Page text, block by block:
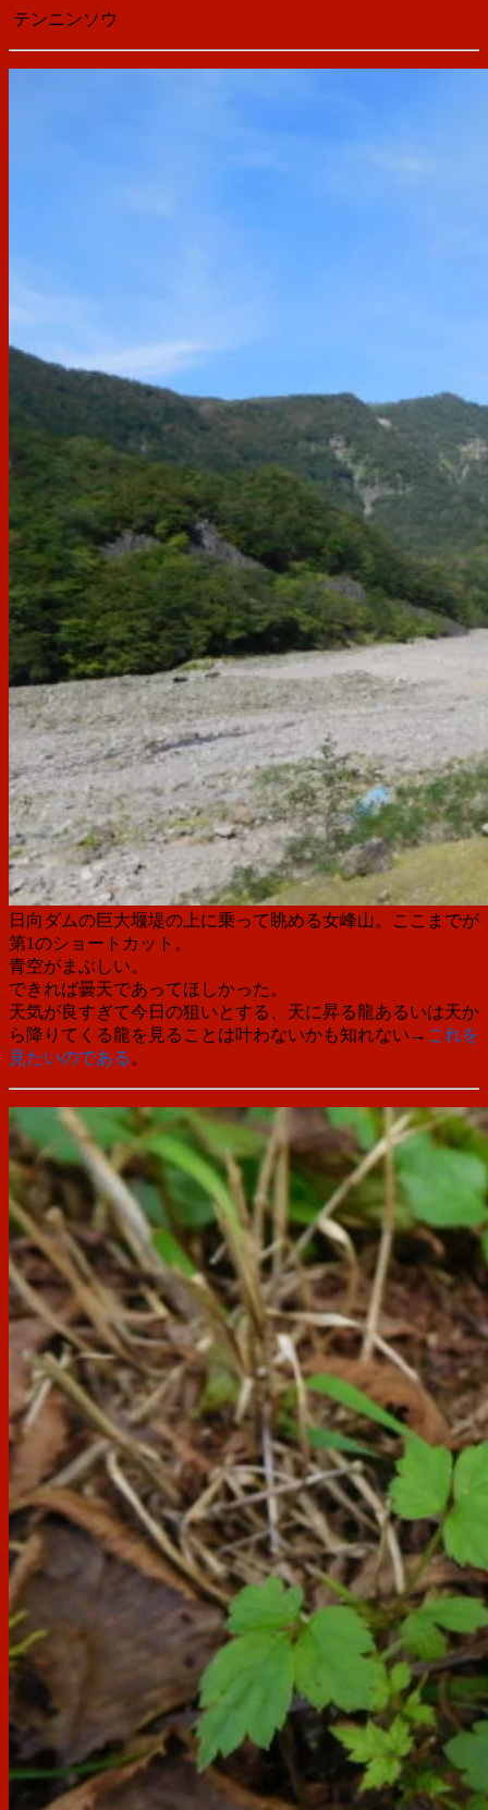
テンニンソウ
日向ダムの巨大堰堤の上に乗って眺める女峰山。ここまでが
第1のショートカット。
青空がまぶしい。
できれば曇天であってほしかった。
天気が良すぎて今日の狙いとする、天に昇る龍あるいは天か
ら降りてくる龍を見ることは叶わないかも知れない→ これを
見たいのである 。